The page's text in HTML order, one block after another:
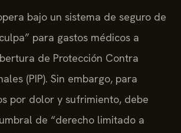
bajo un sistema de seguro de
para gastos médicos a
de Protección Contra
(PIP). Sin embargo, para
por dolor y sufrimiento, debe
de “derecho limitado a